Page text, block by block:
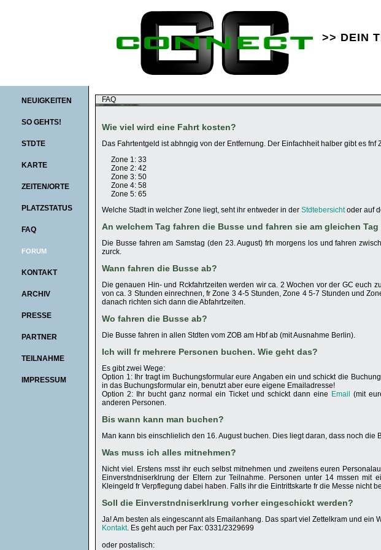
>> DEIN
NEUIGKEITEN
SO GEHTS!
STDTE
KARTE
ZEITEN/ORTE
PLATZSTATUS
FAQ
FORUM
KONTAKT
ARCHIV
PRESSE
PARTNER
TEILNAHME
IMPRESSUM
FAQ
Wie viel wird eine Fahrt kosten?
Das Fahrtentgeld ist abhngig von der Entfernung. Der Einfachheit halber gibt es fnf
Zone 1: 33
Zone 2: 42
Zone 3: 50
Zone 4: 58
Zone 5: 65
Welche Stadt in welcher Zone liegt, seht ihr entweder in der Stdtebersichtoder auf
An welchem Tag fahren die Busse und fahren sie am gleichen Tag
Die Busse fahren am Samstag (den 23. August) frh morgens los und fahren
zurck.
Wann fahren die Busse ab?
Die genauen Hin- und Rckfahrtzeiten werden wir ca. 2 Wochen vor der GC euch
von ca. 3 Stunden einrechnen, fr Zone 3 4-5 Stunden, Zone 4 5-7 Stunden und
danach richten sich dann die Abfahrtzeiten.
Wo fahren die Busse ab?
Die Busse fahren in allen Stdten vom ZOB am Hbf ab (mit Ausnahme Berlin).
Ich will fr mehrere Personen buchen. Wie geht das?
Es gibt zwei Wege:
Option 1: Ihr tragt im Buchungsformular eure Angaben ein und schickt die
in das Buchungsformular ein, benutzt aber eure eigene Emailadresse!
Option 2: Ihr bucht ganz normal ein Ticket und schickt dann eine Email (mit
anderen Personen.
Bis wann kann man buchen?
Man kann bis einschlielich den 16. August buchen. Dies liegt daran, dass noch die
Was muss ich alles mitnehmen?
Nicht viel. Erstens msst ihr euch selbst mitnehmen und zweitens euren
Einverstndniserklrung der Eltern zur Teilnahme. Personen unter 14 mssen mit
Kleingeld fr Verpflegung dabei haben. Falls ihr die Eintrittskarte fr die Messe nicht
Soll die Einverstndniserklrung vorher eingeschickt werden?
Ja! Am besten als eingescannt als Emailanhang. Das spart viel Zettelkram und ein
Kontakt. Es geht auch per Fax: 0331/2329699
oder postalisch: